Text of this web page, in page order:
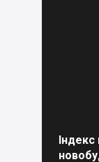
Індекс